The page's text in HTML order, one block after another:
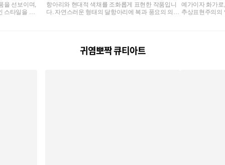
을 선보이며,
스타일을 표
항아리와 현대적 색채를 조화롭게 표현한 작품입니
다. 자연스러운 형태의 달항아리에 복과 풍요의 의미
예가이자 화가
추상표현주의의
귀염뽀짝 큐티아트